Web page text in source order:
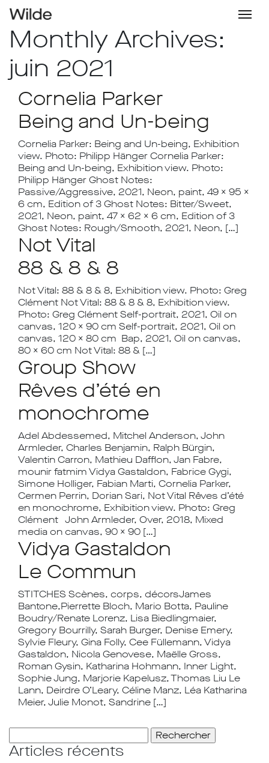
Monthly Archives:
juin 2021
Cornelia Parker
Being and Un-being
Cornelia Parker: Being and Un-being, Exhibition
view. Photo: Philipp Hänger Cornelia Parker:
Being and Un-being, Exhibition view. Photo:
Philipp Hänger Ghost Notes:
Passive/Aggressive, 2021, Neon, paint, 49 x 95 x
6 cm, Edition of 3 Ghost Notes: Bitter/Sweet,
2021, Neon, paint, 47 x 62 x 6 cm, Edition of 3
Ghost Notes: Rough/Smooth, 2021, Neon, […]
Not Vital
88 & 8 & 8
Not Vital: 88 & 8 & 8, Exhibition view. Photo: Greg
Clément Not Vital: 88 & 8 & 8, Exhibition view.
Photo: Greg Clément Self-portrait, 2021, Oil on
canvas, 120 x 90 cm Self-portrait, 2021, Oil on
canvas, 120 x 80 cm Bap, 2021, Oil on canvas,
80 x 60 cm Not Vital: 88 & […]
Group Show
Rêves d’été en
monochrome
Adel Abdessemed, Mitchel Anderson, John
Armleder, Charles Benjamin, Ralph Bürgin,
Valentin Carron, Mathieu Dafflon, Jan Fabre,
mounir fatmim Vidya Gastaldon, Fabrice Gygi,
Simone Holliger, Fabian Marti, Cornelia Parker,
Cermen Perrin, Dorian Sari, Not Vital Rêves d’été
en monochrome, Exhibition view. Photo: Greg
Clément John Armleder, Over, 2018, Mixed
media on canvas, 90 x 90 […]
Vidya Gastaldon
Le Commun
STITCHES Scènes, corps, décorsJames
Bantone,Pierrette Bloch, Mario Botta, Pauline
Boudry/Renate Lorenz, Lisa Biedlingmaier,
Gregory Bourrilly, Sarah Burger, Denise Emery,
Sylvie Fleury, Gina Folly, Cee Füllemann, Vidya
Gastaldon, Nicola Genovese, Maëlle Gross,
Roman Gysin, Katharina Hohmann, Inner Light,
Sophie Jung, Marjorie Kapelusz, Thomas Liu Le
Lann, Deirdre O’Leary, Céline Manz, Léa Katharina
Meier, Julie Monot, Sandrine […]
Articles récents